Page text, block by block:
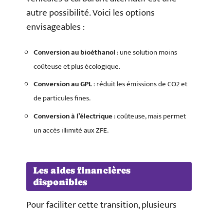
autre possibilité. Voici les options
envisageables :
Conversion au bioéthanol: une solution moins
coûteuse et plus écologique.
Conversion au GPL: réduit les émissions de CO2 et
de particules fines.
Conversion à l’électrique: coûteuse, mais permet
un accès illimité aux ZFE.
Les aides financières
disponibles
Pour faciliter cette transition, plusieurs